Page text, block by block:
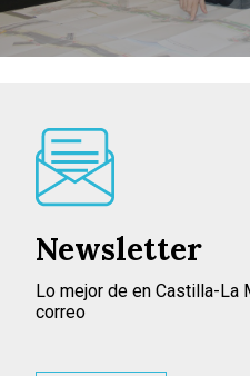
Newsletter
Lo mejor de en Castilla-La
correo